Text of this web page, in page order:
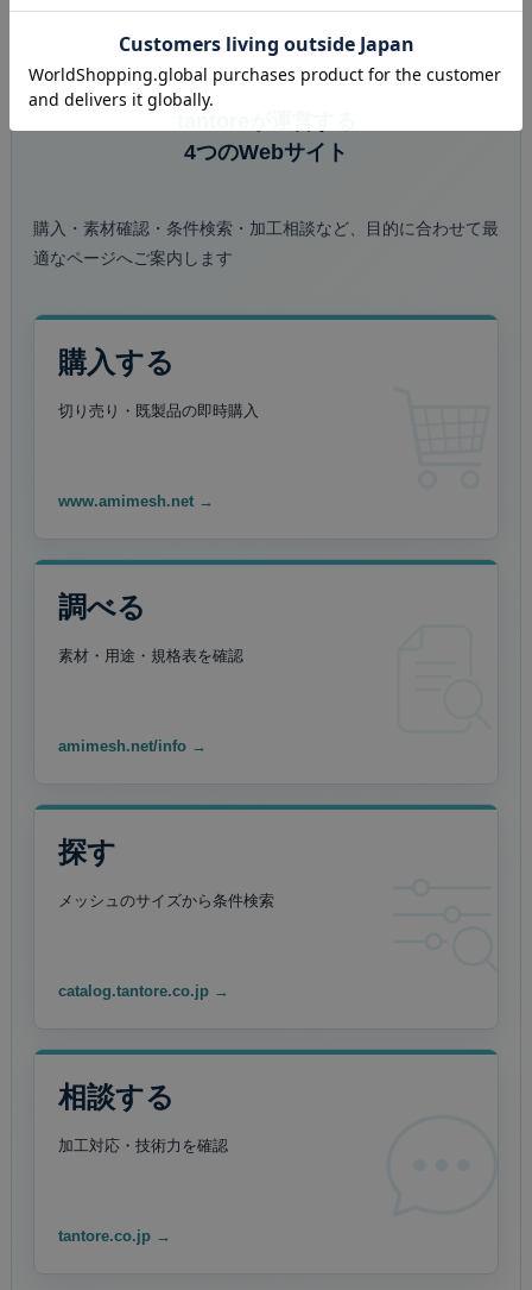
4つのWebサイト
購入・素材確認・条件検索・加工相談など、目的に合わせて最
適なページへご案内します
購入する
切り売り・既製品の即時購入
www.amimesh.net →
調べる
素材・用途・規格表を確認
amimesh.net/info →
探す
メッシュのサイズから条件検索
catalog.tantore.co.jp →
相談する
加工対応・技術力を確認
tantore.co.jp →